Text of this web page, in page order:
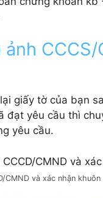
ảnh
giấy tờ của bạn
đạt yêu cầu thì
yêu cầu.
CMND và xác nhận khuôn